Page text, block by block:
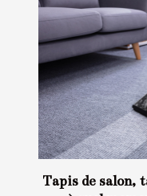
Tapis de salon,